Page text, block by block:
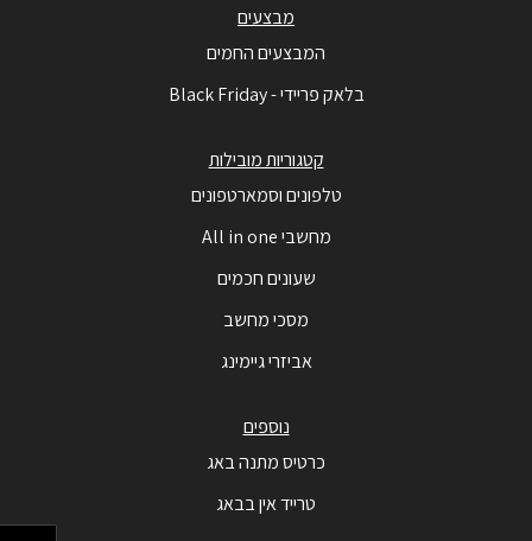
מבצעים
המבצעים החמים
בלאק פריידי - Black Friday
קטגוריות מובילות
טלפונים וסמארטפונים
מחשבי All in one
שעונים חכמים
מסכי מחשב
אביזרי גיימינג
נוספים
כרטיס מתנה באג
טרייד אין בבאג